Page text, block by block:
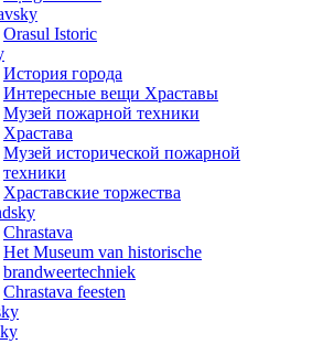
Orasul Istoric
История города
Интересные вещи Храставы
Музей пожарной техники
Храстава
Музей исторической пожарной
техники
Храставские торжества
Chrastava
Het Museum van historische
brandweertechniek
Chrastava feesten